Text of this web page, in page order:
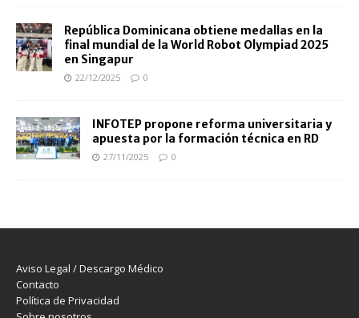
República Dominicana obtiene medallas en la
final mundial de la World Robot Olympiad 2025
en Singapur
22/12/2025 0
INFOTEP propone reforma universitaria y
apuesta por la formación técnica en RD
27/11/2025 0
Aviso Legal / Descargo Médico
Contacto
Política de Privacidad